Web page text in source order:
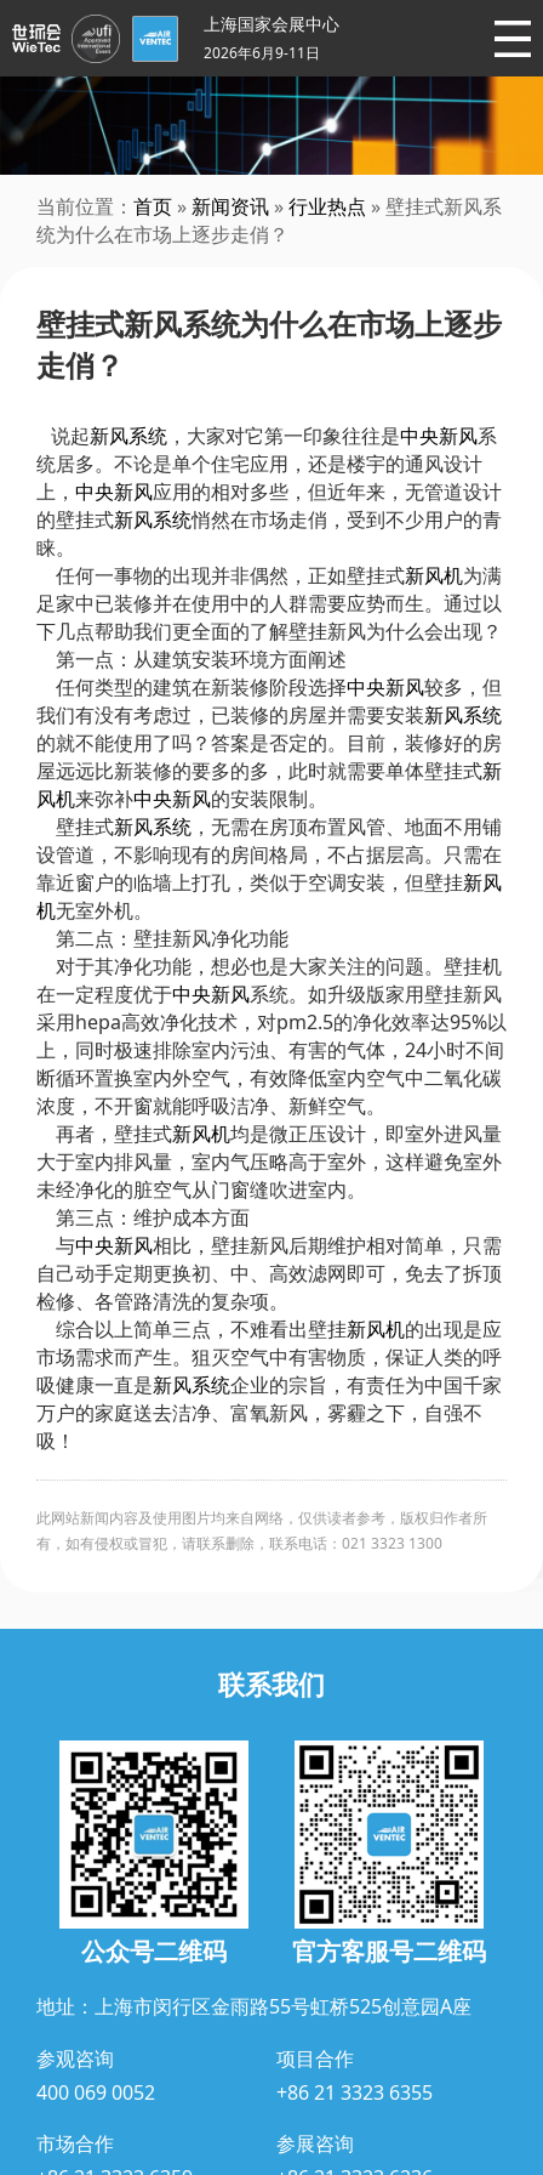
上海国家会展中心
2026年6月9-11日
当前位置： 首页 » 新闻资讯 »行业热点 » 壁挂式新风系
统为什么在市场上逐步走俏？
壁挂式新风系统为什么在市场上逐步
走俏？
说起新风系统 ，大家对它第一印象往往是中央新风系
统居多。不论是单个住宅应用，还是楼宇的通风设计
上， 中央新风应用的相对多些，但近年来，无管道设计
的壁挂式新风系统悄然在市场走俏，受到不少用户的青
睐。
任何一事物的出现并非偶然，正如壁挂式新风机为满
足家中已装修并在使用中的人群需要应势而生。通过以
下几点帮助我们更全面的了解壁挂新风为什么会出现？
第一点：从建筑安装环境方面阐述
任何类型的建筑在新装修阶段选择中央新风较多，但
我们有没有考虑过，已装修的房屋并需要安装新风系统
的就不能使用了吗？答案是否定的。目前，装修好的房
屋远远比新装修的要多的多，此时就需要单体壁挂式新
风机来弥补中央新风的安装限制。
壁挂式新风系统 ，无需在房顶布置风管、地面不用铺
设管道，不影响现有的房间格局，不占据层高。只需在
靠近窗户的临墙上打孔，类似于空调安装，但壁挂新风
机无室外机。
第二点：壁挂新风净化功能
对于其净化功能，想必也是大家关注的问题。壁挂机
在一定程度优于中央新风系统。如升级版家用壁挂新风
采用hepa高效净化技术，对pm2.5的净化效率达95%以
上，同时极速排除室内污浊、有害的气体，24小时不间
断循环置换室内外空气，有效降低室内空气中二氧化碳
浓度，不开窗就能呼吸洁净、新鲜空气。
再者，壁挂式新风机均是微正压设计，即室外进风量
大于室内排风量，室内气压略高于室外，这样避免室外
未经净化的脏空气从门窗缝吹进室内。
第三点：维护成本方面
与中央新风相比，壁挂新风后期维护相对简单，只需
自己动手定期更换初、中、高效滤网即可，免去了拆顶
检修、各管路清洗的复杂项。
综合以上简单三点，不难看出壁挂新风机的出现是应
市场需求而产生。狙灭空气中有害物质，保证人类的呼
吸健康一直是新风系统企业的宗旨，有责任为中国千家
万户的家庭送去洁净、富氧新风，雾霾之下，自强不
吸！
此网站新闻内容及使用图片均来自网络，仅供读者参考，版权归作者所
有，如有侵权或冒犯，请联系删除，联系电话：021 3323 1300
联系我们
公众号二维码 官方客服号二维码
地址：上海市闵行区金雨路55号虹桥525创意园A座
参观咨询
400 069 0052
项目合作
+86 21 3323 6355
市场合作
参展咨询